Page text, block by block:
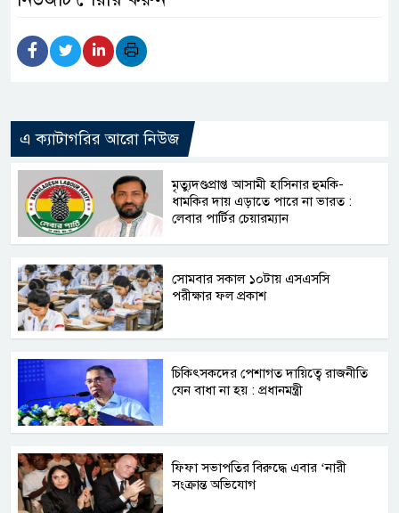
এ ক্যাটাগরির আরো নিউজ
মৃত্যুদণ্ডপ্রাপ্ত আসামী হাসিনার হুমকি-
ধামকির দায় এড়াতে পারে না ভারত :
লেবার পার্টির চেয়ারম্যান
সোমবার সকাল ১০টায় এসএসসি
পরীক্ষার ফল প্রকাশ
চিকিৎসকদের পেশাগত দায়িত্বে রাজনীতি
যেন বাধা না হয় : প্রধানমন্ত্রী
ফিফা সভাপতির বিরুদ্ধে এবার ‘নারী
সংক্রান্ত অভিযোগ